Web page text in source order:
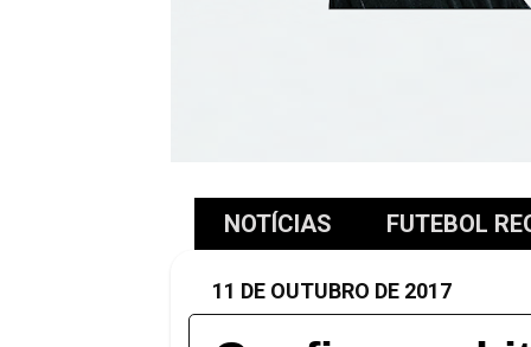
NOTÍCIAS FUTEBOL
11 DE OUTUBRO DE 2017